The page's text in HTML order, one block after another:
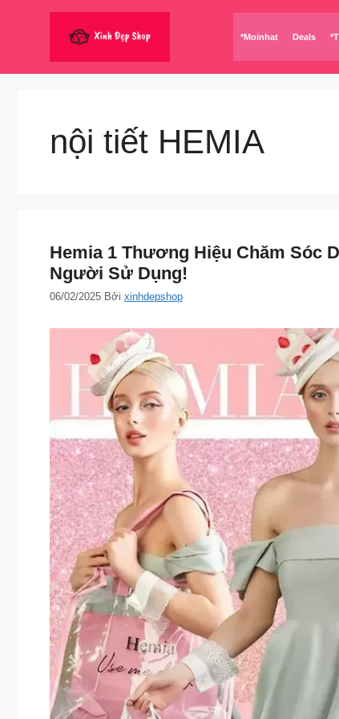
*Moinhat Deals
nội tiết HEMIA
Hemia 1 Thương Hiệu Chăm Sóc
Người Sử Dụng!
06/02/2025 Bởi xinhdepshop